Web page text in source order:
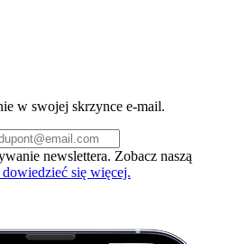
w swojej skrzynce e-mail.
newslettera. Zobacz naszą
się więcej.